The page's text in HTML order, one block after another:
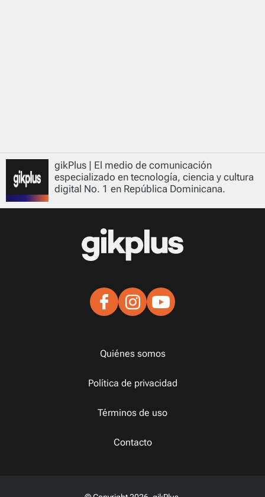
gikPlus | El medio de comunicación
especializado en tecnología, ciencia y cultura
digital No. 1 en República Dominicana.
Quiénes somos
Política de privacidad
Términos de uso
Contacto